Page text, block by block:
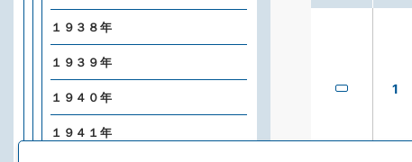
1
１９３８年
１９３９年
１９４０年
１９４１年